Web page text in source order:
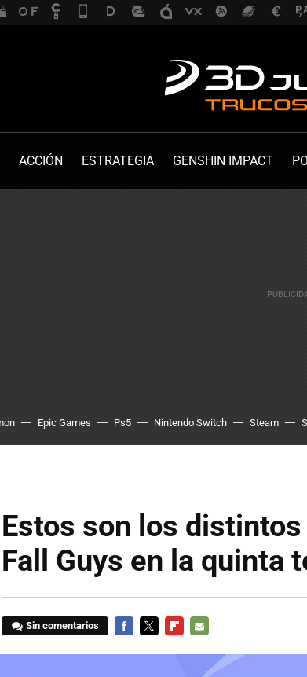
ACCIÓN ESTRATEGIA GENSHIN IMPACT
Epic Games Ps5 Nintendo Switch Steam
Estos son los
Fall Guys en la quinta
Sin comentarios
MAIL